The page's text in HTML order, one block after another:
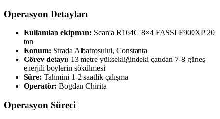
Operasyon Detayları
Kullanılan ekipman: Scania R164G 8×4 FASSI F900XP 20
ton
Konum: Strada Albatrosului, Constanța
Görev detayı: 13 metre yüksekliğindeki çatıdan 7-8 güneş
enerjili boylerin sökülmesi
Süre: Tahmini 1-2 saatlik çalışma
Operatör: Bogdan Chirita
Operasyon Süreci